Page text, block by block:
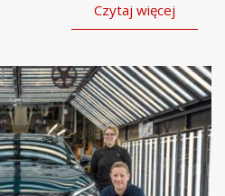
Czytaj więcej